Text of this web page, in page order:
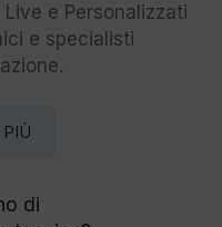
e Personalizzati
e specialisti
di